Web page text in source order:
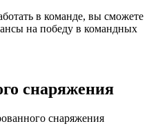
в команде, вы сможете
на победу в командных
снаряжения
снаряжения